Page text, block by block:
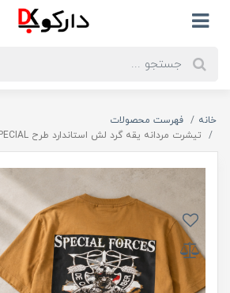
خانه
فهرست محصولات
تیشرت مردانه یقه گرد لش استاندارد طرح SPECIAL / کد 11229